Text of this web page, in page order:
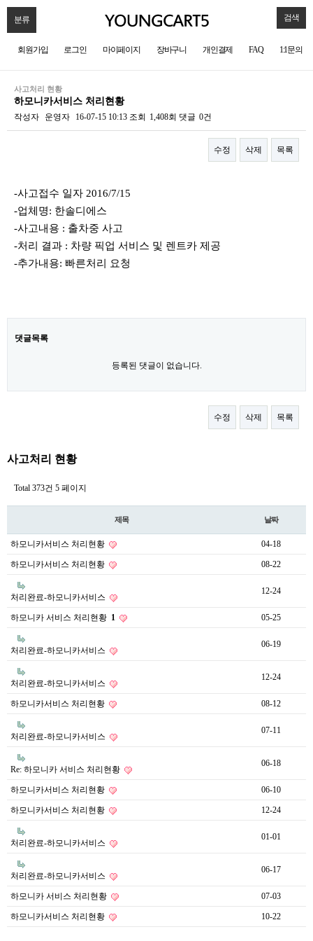
분류 검색
회원가입 로그인 마이페이지 장바구니 개인결제 FAQ 1:1문의
사고처리 현황
하모니카서비스 처리현황
작성자 운영자 16-07-15 10:13 조회 1,408회 댓글 0건
수정 삭제 목록
-사고접수 일자 2016/7/15
-업체명: 한솔디에스
-사고내용 : 출차중 사고
-처리 결과 : 차량 픽업 서비스 및 렌트카 제공
-추가내용: 빠른처리 요청
댓글목록
등록된 댓글이 없습니다.
수정 삭제 목록
사고처리 현황
Total 373건 5 페이지
제목 날짜
하모니카서비스 처리현황 04-18
하모니카서비스 처리현황 08-22
처리완료-하모니카서비스
12-24
하모니카 서비스 처리현황 1 05-25
처리완료-하모니카서비스
06-19
처리완료-하모니카서비스
12-24
하모니카서비스 처리현황 08-12
처리완료-하모니카서비스
07-11
Re: 하모니카 서비스 처리현황
06-18
하모니카서비스 처리현황 06-10
하모니카서비스 처리현황 12-24
처리완료-하모니카서비스
01-01
처리완료-하모니카서비스
06-17
하모니카 서비스 처리현황 07-03
하모니카서비스 처리현황 10-22